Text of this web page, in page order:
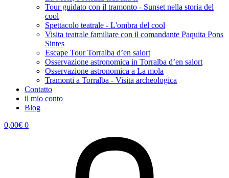
Tour guidato con il tramonto - Sunset nella storia del
cool
Spettacolo teatrale - L'ombra del cool
Visita teatrale familiare con il comandante Paquita Pons
Sintes
Escape Tour Torralba d’en salort
Osservazione astronomica in Torralba d’en salort
Osservazione astronomica a La mola
Tramonti a Torralba - Visita archeologica
Contatto
il mio conto
Blog
0,00€ 0